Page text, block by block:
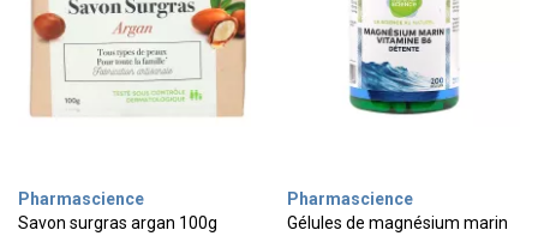
Pharmascience
Savon surgras argan 100g
Pharmascience
Gélules de magnésium marin